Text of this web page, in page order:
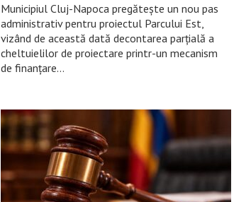
Municipiul Cluj-Napoca pregătește un nou pas
administrativ pentru proiectul Parcului Est,
vizând de această dată decontarea parțială a
cheltuielilor de proiectare printr-un mecanism
de finanțare…